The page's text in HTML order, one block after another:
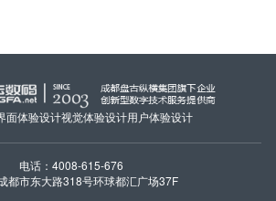
面体验设计视觉体验设计用户体验设计
电话：4008-615-676
都市东大路318号环球都汇广场37F